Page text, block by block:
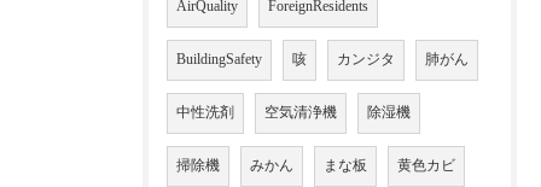
AirQuality ForeignResidents
BuildingSafety 咳 カンジタ 肺がん
中性洗剤 空気清浄機 除湿機
掃除機 みかん まな板 黄色カビ